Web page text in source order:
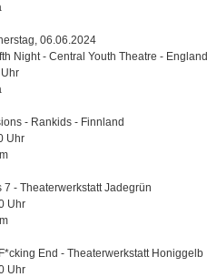
06.06.2024
Night - Central Youth Theatre - England
- Rankids - Finnland
Uhr
7 - Theaterwerkstatt Jadegrün
Uhr
End - Theaterwerkstatt Honiggelb
Uhr